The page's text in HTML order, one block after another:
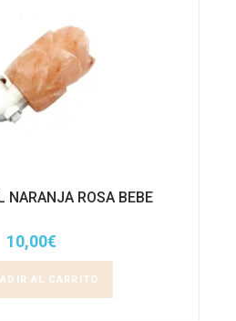
NARANJA ROSA BEBE
10,00€
AL CARRITO